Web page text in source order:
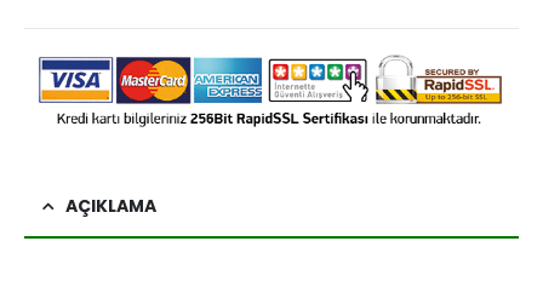
AÇIKLAMA